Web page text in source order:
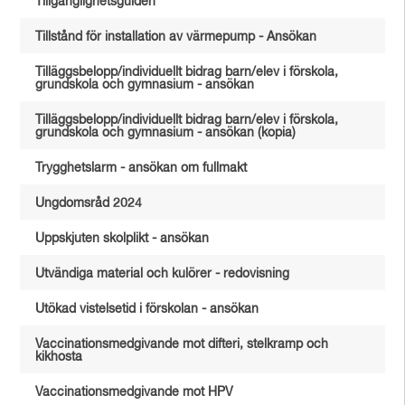
Tillstånd för installation av värmepump - Ansökan
Tilläggsbelopp/individuellt bidrag barn/elev i förskola,
grundskola och gymnasium - ansökan
Tilläggsbelopp/individuellt bidrag barn/elev i förskola,
grundskola och gymnasium - ansökan (kopia)
Trygghetslarm - ansökan om fullmakt
Ungdomsråd 2024
Uppskjuten skolplikt - ansökan
Utvändiga material och kulörer - redovisning
Utökad vistelsetid i förskolan - ansökan
Vaccinationsmedgivande mot difteri, stelkramp och
kikhosta
Vaccinationsmedgivande mot HPV